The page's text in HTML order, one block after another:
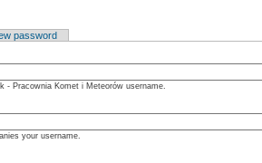
password
- Pracownia Komet i Meteorów username.
your username.